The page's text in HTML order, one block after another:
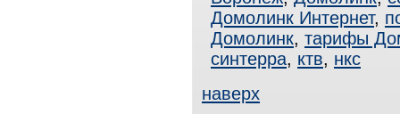
Домолинк Интернет,
Домолинк, тарифы
синтерра, ктв, нкс
наверх